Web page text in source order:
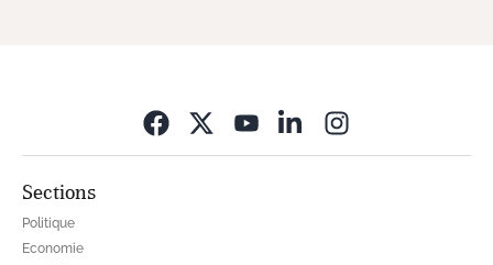
Sections
Politique
Economie